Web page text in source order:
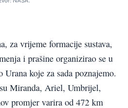
za vrijeme formacije sustava,
i prašine organizirao se u
koje za sada poznajemo.
Miranda, Ariel, Umbrijel,
promjer varira od 472 km